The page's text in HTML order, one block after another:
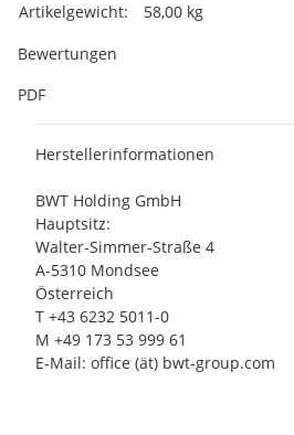
Artikelgewicht:
58,00 kg
Bewertungen
PDF
Herstellerinformationen
BWT Holding GmbH
Hauptsitz:
Walter-Simmer-Straße 4
A-5310 Mondsee
Österreich
T +43 6232 5011-0
M +49 173 53 999 61
E-Mail: office (ät) bwt-group.com